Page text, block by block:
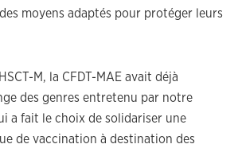
moyens adaptés pour protéger leurs
M, la CFDT-MAE avait déjà
des genres entretenu par notre
a fait le choix de solidariser une
de vaccination à destination des